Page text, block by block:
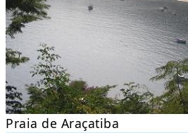
Praia de Araçatiba